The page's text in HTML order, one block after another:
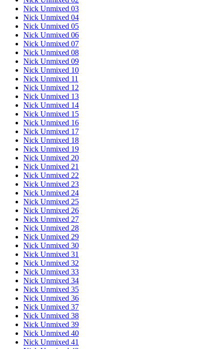
Nick Unmixed 03
Nick Unmixed 04
Nick Unmixed 05
Nick Unmixed 06
Nick Unmixed 07
Nick Unmixed 08
Nick Unmixed 09
Nick Unmixed 10
Nick Unmixed 11
Nick Unmixed 12
Nick Unmixed 13
Nick Unmixed 14
Nick Unmixed 15
Nick Unmixed 16
Nick Unmixed 17
Nick Unmixed 18
Nick Unmixed 19
Nick Unmixed 20
Nick Unmixed 21
Nick Unmixed 22
Nick Unmixed 23
Nick Unmixed 24
Nick Unmixed 25
Nick Unmixed 26
Nick Unmixed 27
Nick Unmixed 28
Nick Unmixed 29
Nick Unmixed 30
Nick Unmixed 31
Nick Unmixed 32
Nick Unmixed 33
Nick Unmixed 34
Nick Unmixed 35
Nick Unmixed 36
Nick Unmixed 37
Nick Unmixed 38
Nick Unmixed 39
Nick Unmixed 40
Nick Unmixed 41